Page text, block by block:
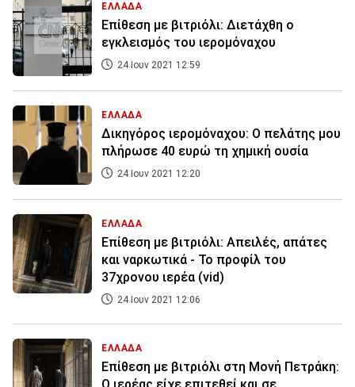
ΕΛΛΑΔΑ
Επίθεση με βιτριόλι: Διετάχθη ο
εγκλεισμός του ιερομόναχου
24 Ιουν 2021 12:59
ΕΛΛΑΔΑ
Δικηγόρος ιερομόναχου: Ο πελάτης μου
πλήρωσε 40 ευρώ τη χημική ουσία
24 Ιουν 2021 12:20
ΕΛΛΑΔΑ
Επίθεση με βιτριόλι: Απειλές, απάτες
και ναρκωτικά - Το προφίλ του
37χρονου ιερέα (vid)
24 Ιουν 2021 12:06
ΕΛΛΑΔΑ
Επίθεση με βιτριόλι στη Μονή Πετράκη: